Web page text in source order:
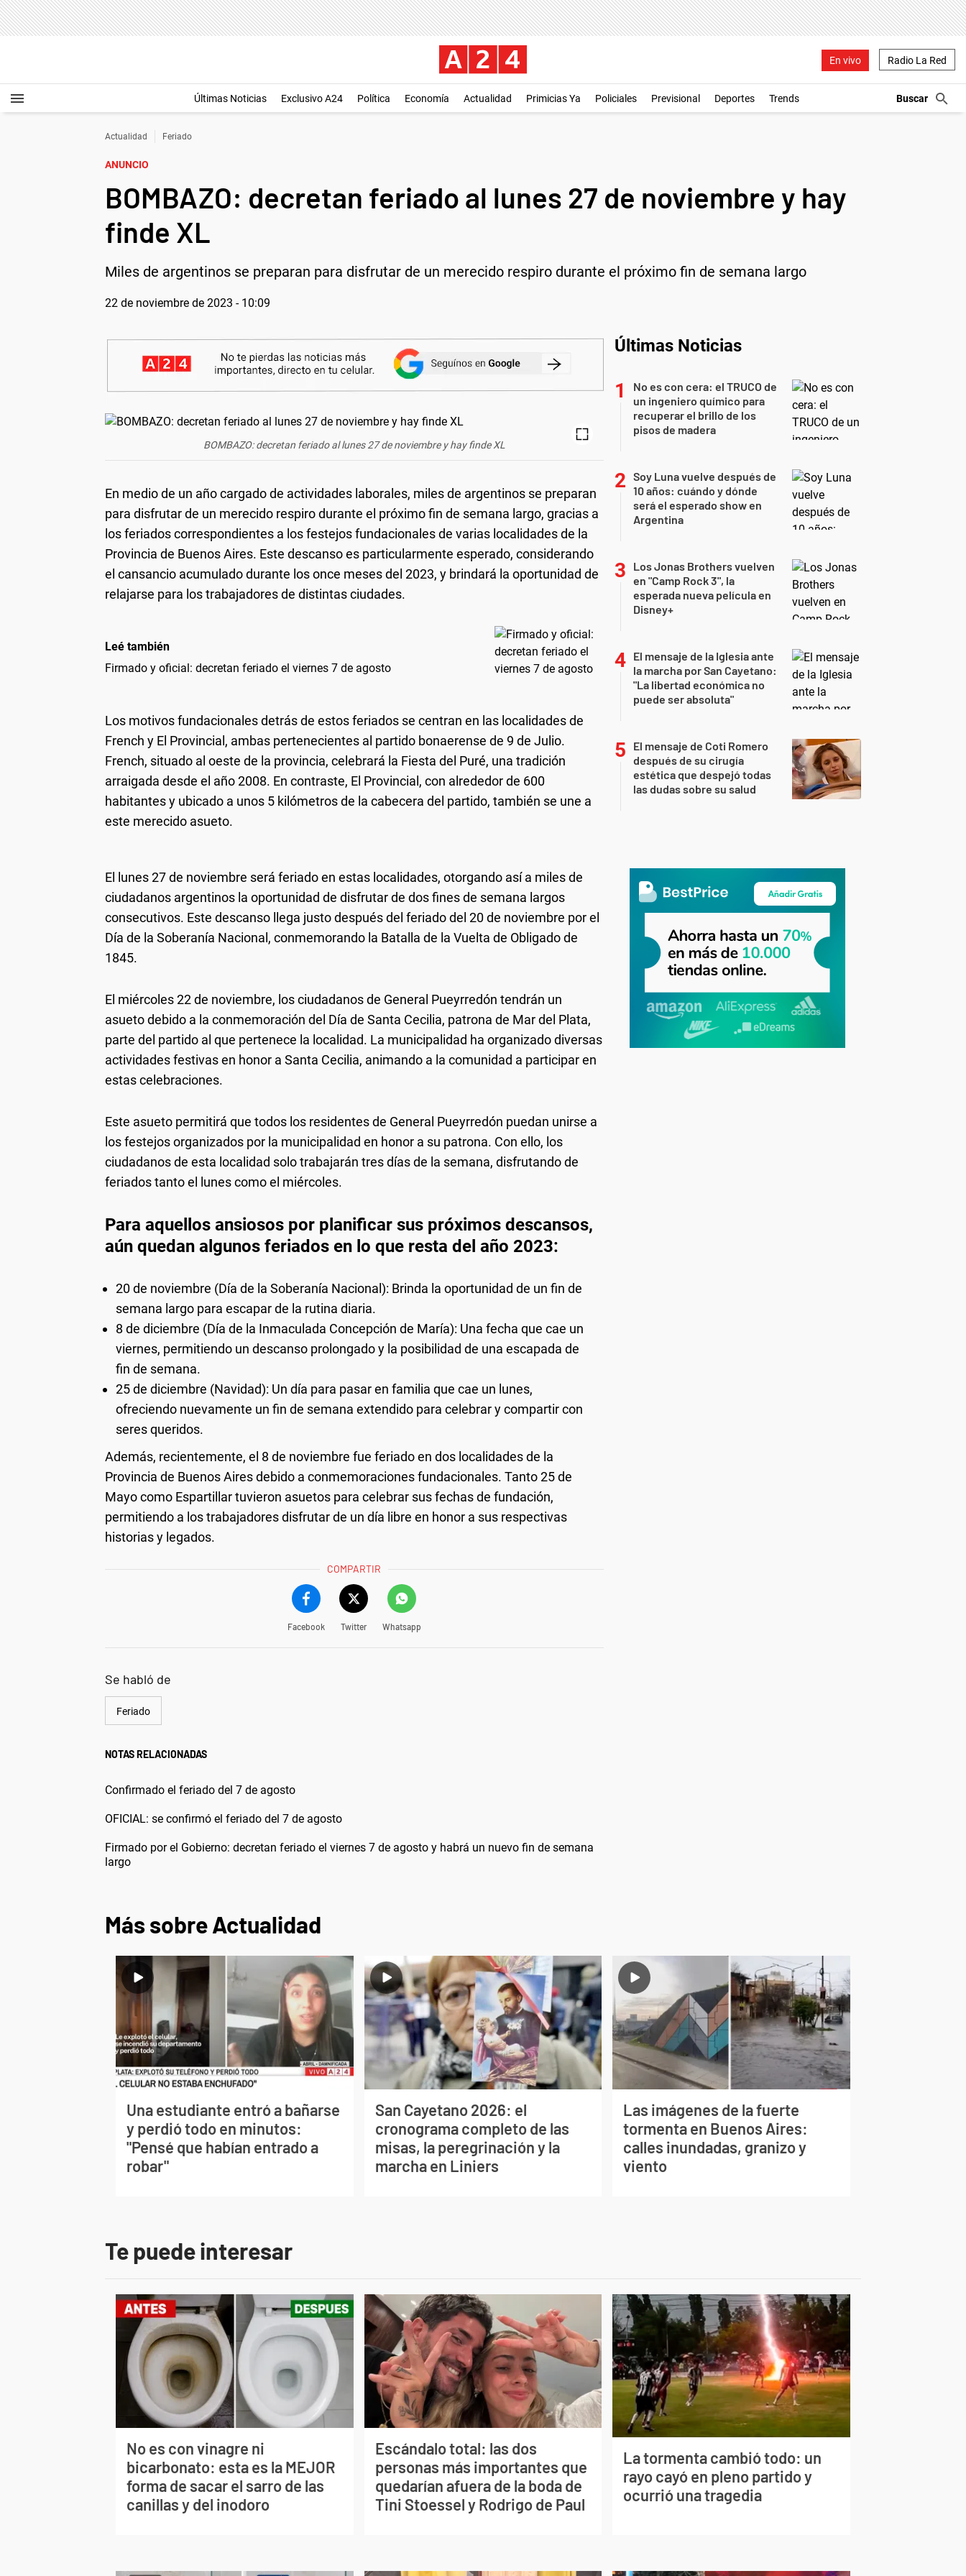
En vivo Radio La Red
Últimas Noticias Exclusivo A24 Política Economía Actualidad Primicias Ya Policiales Previsional Deportes Trends
Actualidad Feriado
ANUNCIO
BOMBAZO: decretan feriado al lunes 27 de noviembre y hay
finde XL
Miles de argentinos se preparan para disfrutar de un merecido respiro durante el próximo fin de semana largo
22 de noviembre de 2023 - 10:09
BOMBAZO: decretan feriado al lunes 27 de noviembre y hay finde XL
En medio de un año cargado de actividades laborales, miles de argentinos se preparan
para disfrutar de un merecido respiro durante el próximo fin de semana largo, gracias a
los feriados correspondientes a los festejos fundacionales de varias localidades de la
Provincia de Buenos Aires. Este descanso es particularmente esperado, considerando
el cansancio acumulado durante los once meses del 2023, y brindará la oportunidad de
relajarse para los trabajadores de distintas ciudades.
Leé también
Firmado y oficial: decretan feriado el viernes 7 de agosto
Los motivos fundacionales detrás de estos feriados se centran en las localidades de
French y El Provincial, ambas pertenecientes al partido bonaerense de 9 de Julio.
French, situado al oeste de la provincia, celebrará la Fiesta del Puré, una tradición
arraigada desde el año 2008. En contraste, El Provincial, con alrededor de 600
habitantes y ubicado a unos 5 kilómetros de la cabecera del partido, también se une a
este merecido asueto.
El lunes 27 de noviembre será feriado en estas localidades, otorgando así a miles de
ciudadanos argentinos la oportunidad de disfrutar de dos fines de semana largos
consecutivos. Este descanso llega justo después del feriado del 20 de noviembre por el
Día de la Soberanía Nacional, conmemorando la Batalla de la Vuelta de Obligado de
1845.
El miércoles 22 de noviembre, los ciudadanos de General Pueyrredón tendrán un
asueto debido a la conmemoración del Día de Santa Cecilia, patrona de Mar del Plata,
parte del partido al que pertenece la localidad. La municipalidad ha organizado diversas
actividades festivas en honor a Santa Cecilia, animando a la comunidad a participar en
estas celebraciones.
Este asueto permitirá que todos los residentes de General Pueyrredón puedan unirse a
los festejos organizados por la municipalidad en honor a su patrona. Con ello, los
ciudadanos de esta localidad solo trabajarán tres días de la semana, disfrutando de
feriados tanto el lunes como el miércoles.
Para aquellos ansiosos por planificar sus próximos descansos,
aún quedan algunos feriados en lo que resta del año 2023:
20 de noviembre (Día de la Soberanía Nacional): Brinda la oportunidad de un fin de
semana largo para escapar de la rutina diaria.
8 de diciembre (Día de la Inmaculada Concepción de María): Una fecha que cae un
viernes, permitiendo un descanso prolongado y la posibilidad de una escapada de
fin de semana.
25 de diciembre (Navidad): Un día para pasar en familia que cae un lunes,
ofreciendo nuevamente un fin de semana extendido para celebrar y compartir con
seres queridos.
Además, recientemente, el 8 de noviembre fue feriado en dos localidades de la
Provincia de Buenos Aires debido a conmemoraciones fundacionales. Tanto 25 de
Mayo como Espartillar tuvieron asuetos para celebrar sus fechas de fundación,
permitiendo a los trabajadores disfrutar de un día libre en honor a sus respectivas
historias y legados.
COMPARTIR
Facebook Twitter Whatsapp
Se habló de
Feriado
NOTAS RELACIONADAS
Confirmado el feriado del 7 de agosto
OFICIAL: se confirmó el feriado del 7 de agosto
Firmado por el Gobierno: decretan feriado el viernes 7 de agosto y habrá un nuevo fin de semana
largo
Últimas Noticias
No es con cera: el TRUCO de
un ingeniero químico para
recuperar el brillo de los
pisos de madera
Soy Luna vuelve después de
10 años: cuándo y dónde
será el esperado show en
Argentina
Los Jonas Brothers vuelven
en "Camp Rock 3", la
esperada nueva película en
Disney+
El mensaje de la Iglesia ante
la marcha por San Cayetano:
"La libertad económica no
puede ser absoluta"
El mensaje de Coti Romero
después de su cirugía
estética que despejó todas
las dudas sobre su salud
Más sobre Actualidad
Una estudiante entró a bañarse
y perdió todo en minutos:
"Pensé que habían entrado a
robar"
San Cayetano 2026: el
cronograma completo de las
misas, la peregrinación y la
marcha en Liniers
Las imágenes de la fuerte
tormenta en Buenos Aires:
calles inundadas, granizo y
viento
Te puede interesar
No es con vinagre ni
bicarbonato: esta es la MEJOR
forma de sacar el sarro de las
canillas y del inodoro
Escándalo total: las dos
personas más importantes que
quedarían afuera de la boda de
Tini Stoessel y Rodrigo de Paul
La tormenta cambió todo: un
rayo cayó en pleno partido y
ocurrió una tragedia